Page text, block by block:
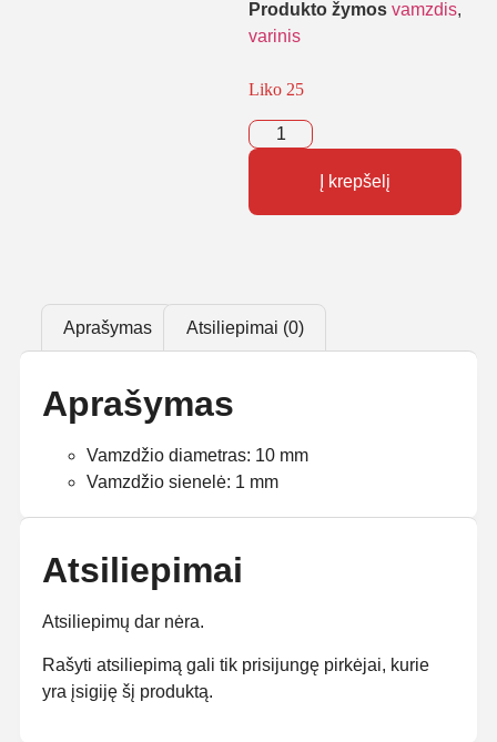
Produkto žymos vamzdis,
varinis
Liko 25
Į krepšelį
Aprašymas Atsiliepimai (0)
Aprašymas
Vamzdžio diametras: 10 mm
Vamzdžio sienelė: 1 mm
Atsiliepimai
Atsiliepimų dar nėra.
Rašyti atsiliepimą gali tik prisijungę pirkėjai, kurie
yra įsigiję šį produktą.